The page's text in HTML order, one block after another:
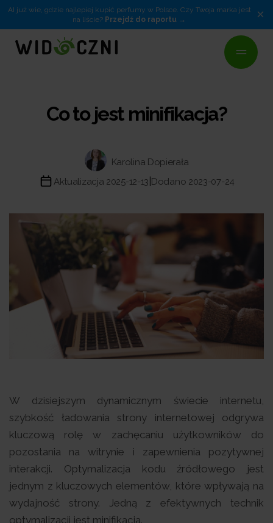
AI już wie, gdzie najlepiej kupić perfumy w Polsce. Czy Twoja marka jest
na liście? Przejdź do raportu ×
Co to jest minifikacja?
Karolina Dopierała
Aktualizacja 2025-12-13 Dodano 2023-07-24
W dzisiejszym dynamicznym świecie internetu,
szybkość ładowania strony internetowej odgrywa
kluczową rolę w zachęcaniu użytkowników do
pozostania na witrynie i zapewnienia pozytywnej
interakcji. Optymalizacja kodu źródłowego jest
jednym z kluczowych elementów, które wpływają na
wydajność strony. Jedną z efektywnych technik
optymalizacji jest minifikacja.